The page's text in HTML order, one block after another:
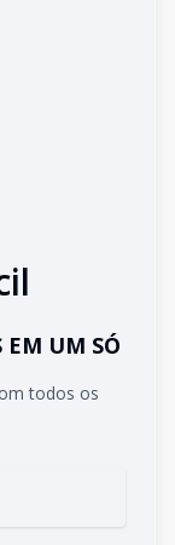
EM UM SÓ
todos os